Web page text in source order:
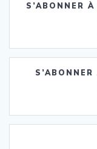
S’ABONNER